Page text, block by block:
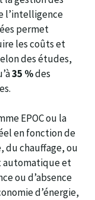
l’intelligence
permet
les coûts et
des études,
35 %des
EPOC ou la
en fonction de
du chauffage, ou
automatique et
ou d’absence
d’énergie,